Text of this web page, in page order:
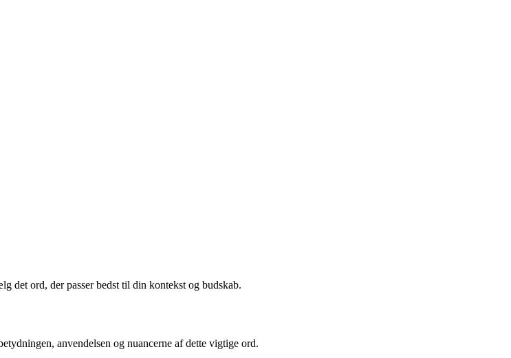
det ord, der passer bedst til din kontekst og budskab.
anvendelsen og nuancerne af dette vigtige ord.